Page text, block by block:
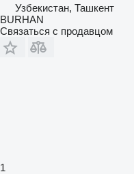
Узбекистан, Ташкент
BURHAN
Связаться с продавцом
1